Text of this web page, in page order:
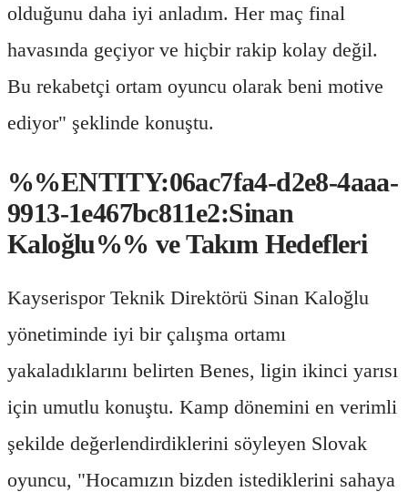
olduğunu daha iyi anladım. Her maç final
havasında geçiyor ve hiçbir rakip kolay değil.
Bu rekabetçi ortam oyuncu olarak beni motive
ediyor" şeklinde konuştu.
%%ENTITY:06ac7fa4-d2e8-4aaa-
9913-1e467bc811e2:Sinan
Kaloğlu%% ve Takım Hedefleri
Kayserispor Teknik Direktörü Sinan Kaloğlu
yönetiminde iyi bir çalışma ortamı
yakaladıklarını belirten Benes, ligin ikinci yarısı
için umutlu konuştu. Kamp dönemini en verimli
şekilde değerlendirdiklerini söyleyen Slovak
oyuncu, "Hocamızın bizden istediklerini sahaya